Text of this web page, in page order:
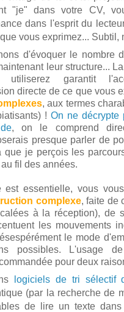
"je" dans votre CV,
dans l'esprit du
vous exprimez... Subtil,
d'évoquer le nombre
leur structure...
utiliserez garantit
directe de ce que vous
, aux termes
! On ne décrypte
, on le comprend
presque parler de
que je perçois les
fil des années.
est essentielle, vous
complexe, faite de
à la réception), de
les mouvements
le mode
possibles. L'usage
pour deux
logiciels de tri sélectif
(par la recherche de
de lire un texte